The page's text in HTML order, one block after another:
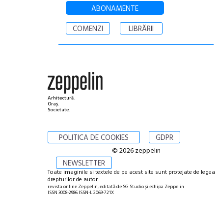
ABONAMENTE
COMENZI
LIBRĂRII
Arhitectură.
Oraș.
Societate.
POLITICA DE COOKIES GDPR
NEWSLETTER
© 2026 zeppelin
Toate imaginile si textele de pe acest site sunt protejate de legea
drepturilor de autor
revista online Zeppelin, editată de SG Studio și echipa Zeppelin
ISSN 3008-2986 ISSN-L 2069-721X